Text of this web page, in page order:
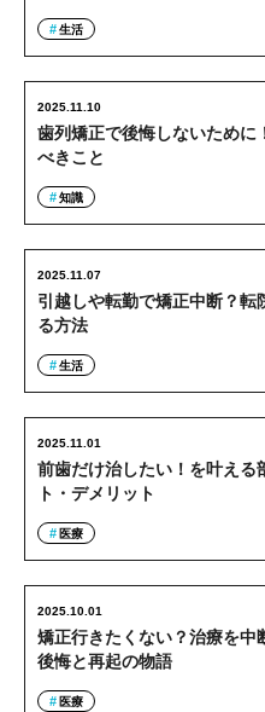
生活
歯列矯正で後悔しないために
べきこと
2025.11.10
知識
引越しや転勤で矯正中断？転
る方法
2025.11.07
生活
前歯だけ治したい！を叶える
ト・デメリット
2025.11.01
医療
矯正行きたくない？治療を中
後悔と再起の物語
2025.10.01
医療